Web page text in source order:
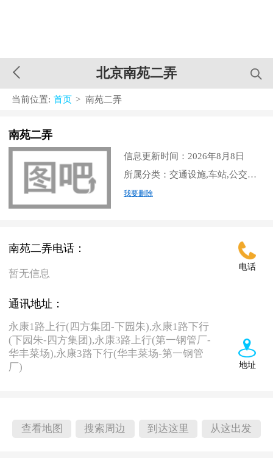
北京南苑二弄
当前位置: 首页 > 南苑二弄
南苑二弄
信息更新时间：2026年8月8日
所属分类：交通设施,车站,公交车站
我要删除
电话
南苑二弄电话：
暂无信息
地址
通讯地址：
永康1路上行(四方集团-下园朱),永康1路下行
(下园朱-四方集团),永康3路上行(第一钢管厂-
华丰菜场),永康3路下行(华丰菜场-第一钢管
厂)
查看地图 搜索周边 到达这里 从这出发